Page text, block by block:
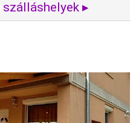
szálláshelyek ▸